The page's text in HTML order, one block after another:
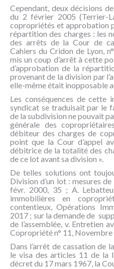
Cependant, deux décisions
du 2 février 2005 (Terrier-
copropriétés et approbation
répartition des charges : les
des arrêts de la Cour de
Cahiers du Cridon de Lyon,
mis un coup d’arrêt à cette
d’approbation de la
provenant de la division par
elle-même était inopposable
Les conséquences de cette
syndicat se traduisait par le
de la subdivision ne pouvait
générale des
débiteur des charges de
point que la Cour d’appel
débitrice de la totalité des
de ce lot avant sa division ».
De telles solutions ont
Division d’un lot : mesures
févr. 2000, 35 ; A.
immobilières en
contentieux, Opérations
2017 ; sur la demande de
de l’assemblée, v. Entretien
Copropriété n° 11,
Dans l’arrêt de cassation de
le visa des articles 11 de
décret du 17 mars 1967, la